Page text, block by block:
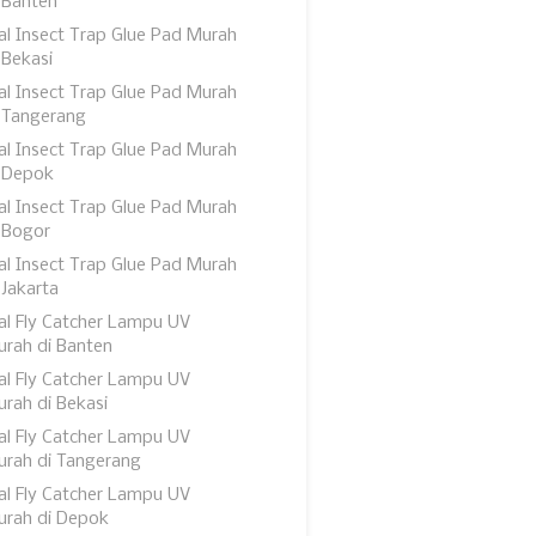
Insect Trap Glue Pad Murah
Insect Trap Glue Pad Murah
Insect Trap Glue Pad Murah
Insect Trap Glue Pad Murah
Insect Trap Glue Pad Murah
Fly Catcher Lampu UV
di Banten
Fly Catcher Lampu UV
di Bekasi
Fly Catcher Lampu UV
di Tangerang
Fly Catcher Lampu UV
di Depok